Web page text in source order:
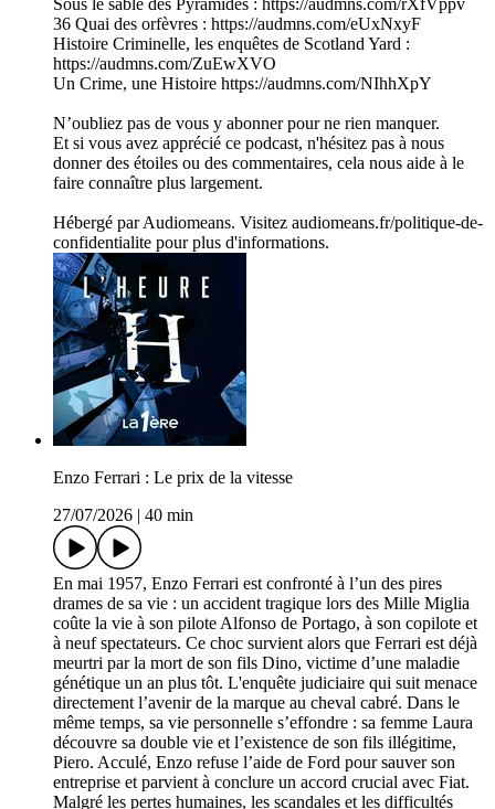
Sous le sable des Pyramides : https://audmns.com/rXfVppv
36 Quai des orfèvres : https://audmns.com/eUxNxyF
Histoire Criminelle, les enquêtes de Scotland Yard :
https://audmns.com/ZuEwXVO
Un Crime, une Histoire https://audmns.com/NIhhXpY
N’oubliez pas de vous y abonner pour ne rien manquer.
Et si vous avez apprécié ce podcast, n'hésitez pas à nous
donner des étoiles ou des commentaires, cela nous aide à le
faire connaître plus largement.
Hébergé par Audiomeans. Visitez audiomeans.fr/politique-de-
confidentialite pour plus d'informations.
Enzo Ferrari : Le prix de la vitesse
27/07/2026
40 min
En mai 1957, Enzo Ferrari est confronté à l’un des pires
drames de sa vie : un accident tragique lors des Mille Miglia
coûte la vie à son pilote Alfonso de Portago, à son copilote et
à neuf spectateurs. Ce choc survient alors que Ferrari est déjà
meurtri par la mort de son fils Dino, victime d’une maladie
génétique un an plus tôt. L'enquête judiciaire qui suit menace
directement l’avenir de la marque au cheval cabré. Dans le
même temps, sa vie personnelle s’effondre : sa femme Laura
découvre sa double vie et l’existence de son fils illégitime,
Piero. Acculé, Enzo refuse l’aide de Ford pour sauver son
entreprise et parvient à conclure un accord crucial avec Fiat.
Malgré les pertes humaines, les scandales et les difficultés